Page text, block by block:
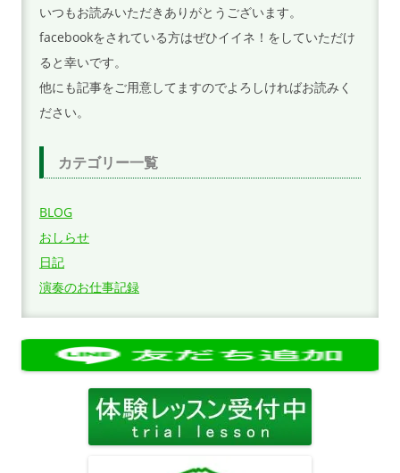
いつもお読みいただきありがとうございます。
facebookをされている方はぜひイイネ！をしていただけ
ると幸いです。
他にも記事をご用意してますのでよろしければお読みく
ださい。
カテゴリー一覧
BLOG
おしらせ
日記
演奏のお仕事記録